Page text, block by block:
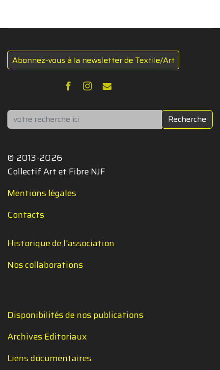
Abonnez-vous à la newsletter de Textile/Art
Rechercher Recherche
© 2013-2026
Collectif Art et Fibre NJF
Mentions légales
Contacts
Historique de l'association
Nos collaborations
Disponibilités de nos publications
Archives Editoriaux
Liens documentaires